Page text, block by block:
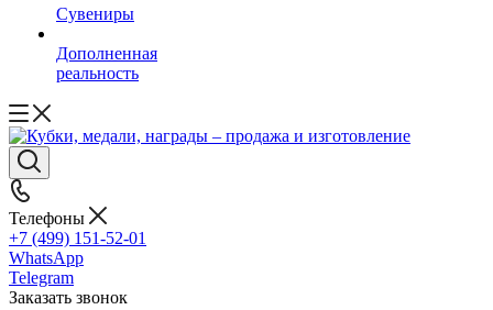
Сувениры
Дополненная
реальность
Телефоны
+7 (499) 151-52-01
WhatsApp
Telegram
Заказать звонок